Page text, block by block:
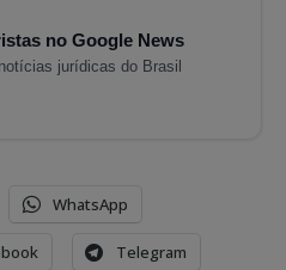
no Google News
jurídicas do Brasil
WhatsApp
Telegram